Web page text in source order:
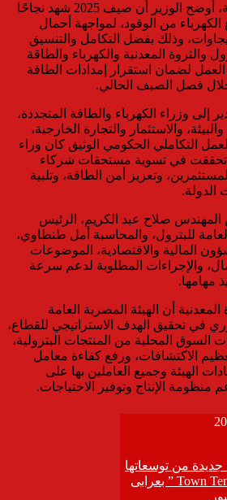
وفيما يتعلق بتأمين الطاقة، أوضح الوزير أن صيف 2025 شهد نجاحًا
من الوقود، لمواجهة أحمال
40.5 ألف ميجاوات، وذلك بفضل التكامل والتنسيق
والثروة المعدنية والكهرباء والطاقة
العمل لضمان استقرار إمدادات الطاقة
خلال فصل الصيف الحالي.
إلى وزراء الكهرباء والطاقة المتجددة،
والاستثمار والتجارة الخارجية،
التكاملي الحكومي الوثيق كان وراء
تحققت في تسوية مستحقات شركاء
وتعزيز أمن الطاقة، وتلبية
الدولة.
المهندس صلاح عبد الكريم، الرئيس
العامة للبترول، والمحاسبة أمل طنطاوي،
المالية والاقتصادية، الموضوعات
والإجراءات المطلوبة لدعم سرعة
مهامها.
أن الهيئة المصرية العامة
في تحقيق الهدف الاستراتيجي للقطاع،
السوق المحلية من المنتجات البترولية،
الاكتشافات، ورفع كفاءة معامل
الهيئة وجميع العاملين بها على
الإنتاج وتوفير الاحتياجات.